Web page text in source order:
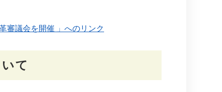
審議会を開催 」へのリンク
て